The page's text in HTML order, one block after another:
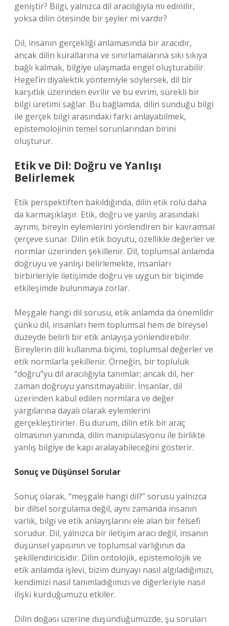
geniştir? Bilgi, yalnızca dil aracılığıyla mı edinilir,
yoksa dilin ötesinde bir şeyler mi vardır?
Dil, insanın gerçekliği anlamasında bir aracıdır,
ancak dilin kurallarına ve sınırlamalarına sıkı sıkıya
bağlı kalmak, bilgiye ulaşmada engel oluşturabilir.
Hegel’in diyalektik yöntemiyle söylersek, dil bir
karşıtlık üzerinden evrilir ve bu evrim, sürekli bir
bilgi üretimi sağlar. Bu bağlamda, dilin sunduğu bilgi
ile gerçek bilgi arasındaki farkı anlayabilmek,
epistemolojinin temel sorunlarından birini
oluşturur.
Etik ve Dil: Doğru ve Yanlışı
Belirlemek
Etik perspektiften bakıldığında, dilin etik rolü daha
da karmaşıklaşır. Etik, doğru ve yanlış arasındaki
ayrımı, bireyin eylemlerini yönlendiren bir kavramsal
çerçeve sunar. Dilin etik boyutu, özellikle değerler ve
normlar üzerinden şekillenir. Dil, toplumsal anlamda
doğruyu ve yanlışı belirlemekte, insanları
birbirleriyle iletişimde doğru ve uygun bir biçimde
etkileşimde bulunmaya zorlar.
Meşgale hangi dil sorusu, etik anlamda da önemlidir
çünkü dil, insanları hem toplumsal hem de bireysel
düzeyde belirli bir etik anlayışa yönlendirebilir.
Bireylerin dili kullanma biçimi, toplumsal değerler ve
etik normlarla şekillenir. Örneğin, bir topluluk
“doğru”yu dil aracılığıyla tanımlar; ancak dil, her
zaman doğruyu yansıtmayabilir. İnsanlar, dil
üzerinden kabul edilen normlara ve değer
yargılarına dayalı olarak eylemlerini
gerçekleştirirler. Bu durum, dilin etik bir araç
olmasının yanında, dilin manipülasyonu ile birlikte
yanlış bilgiye de kapı aralayabileceğini gösterir.
Sonuç ve Düşünsel Sorular
Sonuç olarak, “meşgale hangi dil?” sorusu yalnızca
bir dilsel sorgulama değil, aynı zamanda insanın
varlık, bilgi ve etik anlayışlarını ele alan bir felsefi
sorudur. Dil, yalnızca bir iletişim aracı değil, insanın
düşünsel yapısının ve toplumsal varlığının da
şekillendiricisidir. Dilin ontolojik, epistemolojik ve
etik anlamda işlevi, bizim dünyayı nasıl algıladığımızı,
kendimizi nasıl tanımladığımızı ve diğerleriyle nasıl
ilişki kurduğumuzu etkiler.
Dilin doğası üzerine düşündüğümüzde, şu soruları